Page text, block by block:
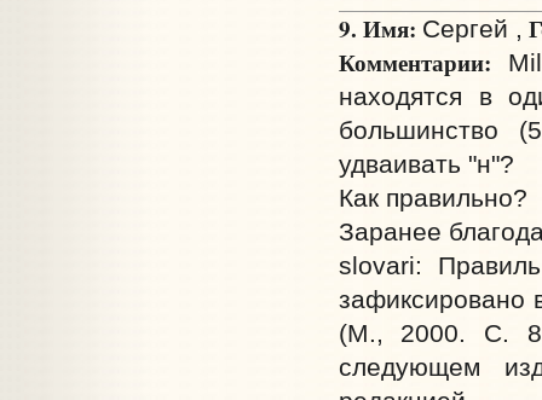
9. Имя: Сергей ,
Комментарии:
находятся в
большинство
удваивать "н"?
Как правильно?
Заранее
slovari:
зафиксировано
(М., 2000. С.
следующем